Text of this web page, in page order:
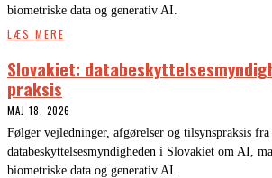
biometriske data og generativ AI.
LÆS MERE
Slovakiet:
praksis
MAJ 18, 2026
Følger vejledninger, afgørelser og tilsynspraksis fra
databeskyttelsesmyndigheden i Slovakiet om AI,
biometriske data og generativ AI.